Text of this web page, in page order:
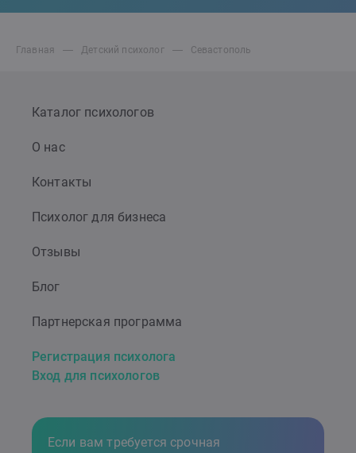
Главная Детский психолог Севастополь
Каталог психологов
О нас
Контакты
Психолог для бизнеса
Отзывы
Блог
Партнерская программа
Регистрация психолога
Вход для психологов
Если вам требуется срочная